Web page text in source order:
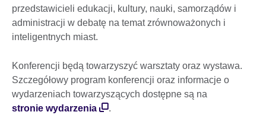
przedstawicieli edukacji, kultury, nauki, samorządów i
administracji w debatę na temat zrównoważonych i
inteligentnych miast.
Konferencji będą towarzyszyć warsztaty oraz wystawa.
Szczegółowy program konferencji oraz informacje o
wydarzeniach towarzyszących dostępne są na
stronie wydarzenia
.